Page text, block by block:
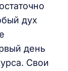
дух
день
Свои